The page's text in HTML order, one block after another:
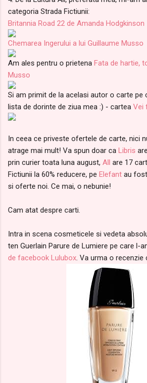
categoria Strada Fictiunii:
Britannia Road 22 de Amanda Hodgkinson
Chemarea Ingerului a lui Guillaume Musso
Am ales pentru o prietena Fata de hartie,
Musso
Si am primit de la acelasi autor o carte pe
lista de dorinte de ziua mea :) - cartea Vei
In ceea ce priveste ofertele de carte, nici
atrage mai mult! Va spun doar ca Libris
prin curier toata luna august, All are 17
Fictiunii la 60% reducere, pe Elefant au
si oferte noi. Ce mai, o nebunie!
Cam atat despre carti.
Intra in scena cosmeticele si vedeta
ten Guerlain Parure de Lumiere pe care l-
de facebook Lulubox . Va urma o recenzie